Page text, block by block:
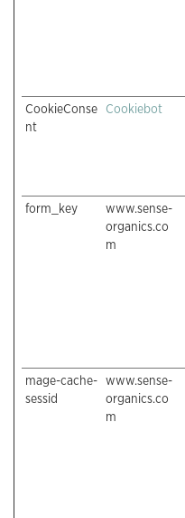
CookieConse
nt
Cookiebot
form_key
www.sense-
organics.co
m
mage-cache-
sessid
www.sense-
organics.co
m